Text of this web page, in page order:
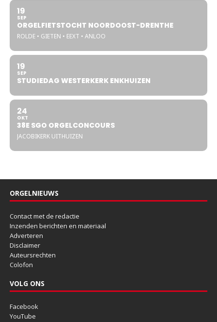
19
SEP
ORGELFIETSTOCHT NOORDOOST-DRENTHE
ROLDE • GIETEN • EEXT • ANLOO
19
SEP
STUDIEDAG WESTERKERK ENKHUIZEN
24
OKT
38E SGO ORGELCONCOURS
JACOBIKERK UITHUIZEN
ORGELNIEUWS
Contact met de redactie
Inzenden berichten en materiaal
Adverteren
Disclaimer
Auteursrechten
Colofon
VOLG ONS
Facebook
YouTube